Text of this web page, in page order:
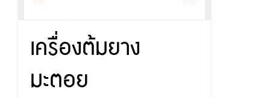
เครื่องต้มยาง
มะตอย